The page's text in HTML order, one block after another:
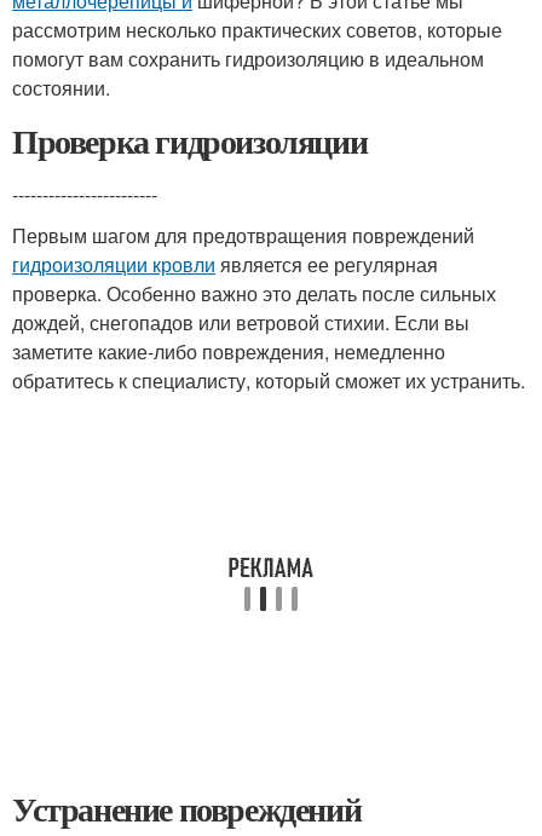
рассмотрим несколько практических советов, которые
помогут вам сохранить гидроизоляцию в идеальном
состоянии.
Проверка гидроизоляции
------------------------
Первым шагом для предотвращения повреждений
гидроизоляции кровли является ее регулярная
проверка. Особенно важно это делать после сильных
дождей, снегопадов или ветровой стихии. Если вы
заметите какие-либо повреждения, немедленно
обратитесь к специалисту, который сможет их устранить.
Устранение повреждений